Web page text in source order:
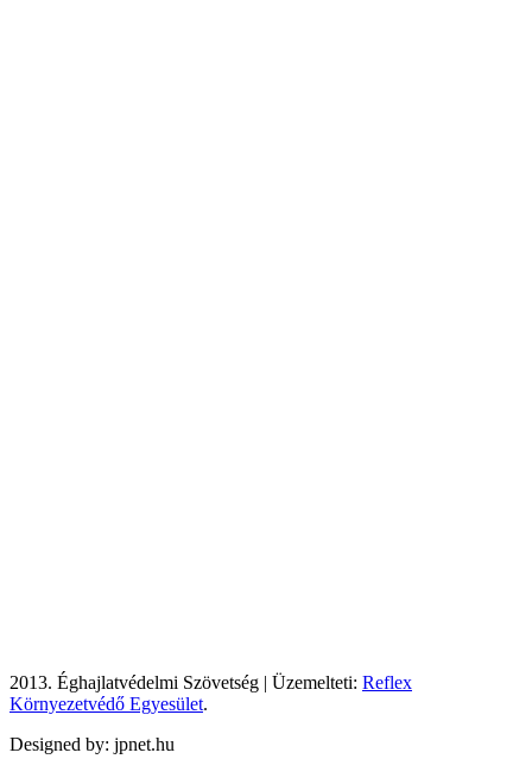
2013. Éghajlatvédelmi Szövetség | Üzemelteti: Reflex
Környezetvédő Egyesület.
Designed by: jpnet.hu